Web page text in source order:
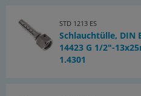
STD 1213 ES
Schlauchtülle, DIN
14423 G 1/2"-
1.4301